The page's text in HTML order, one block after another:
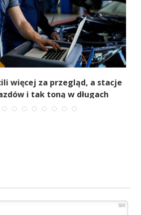
więcej za przegląd, a stacje
i tak toną w długach
500